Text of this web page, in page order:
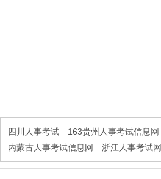
四川人事考试 163贵州人事考试信息网
内蒙古人事考试信息网
浙江人事考试网